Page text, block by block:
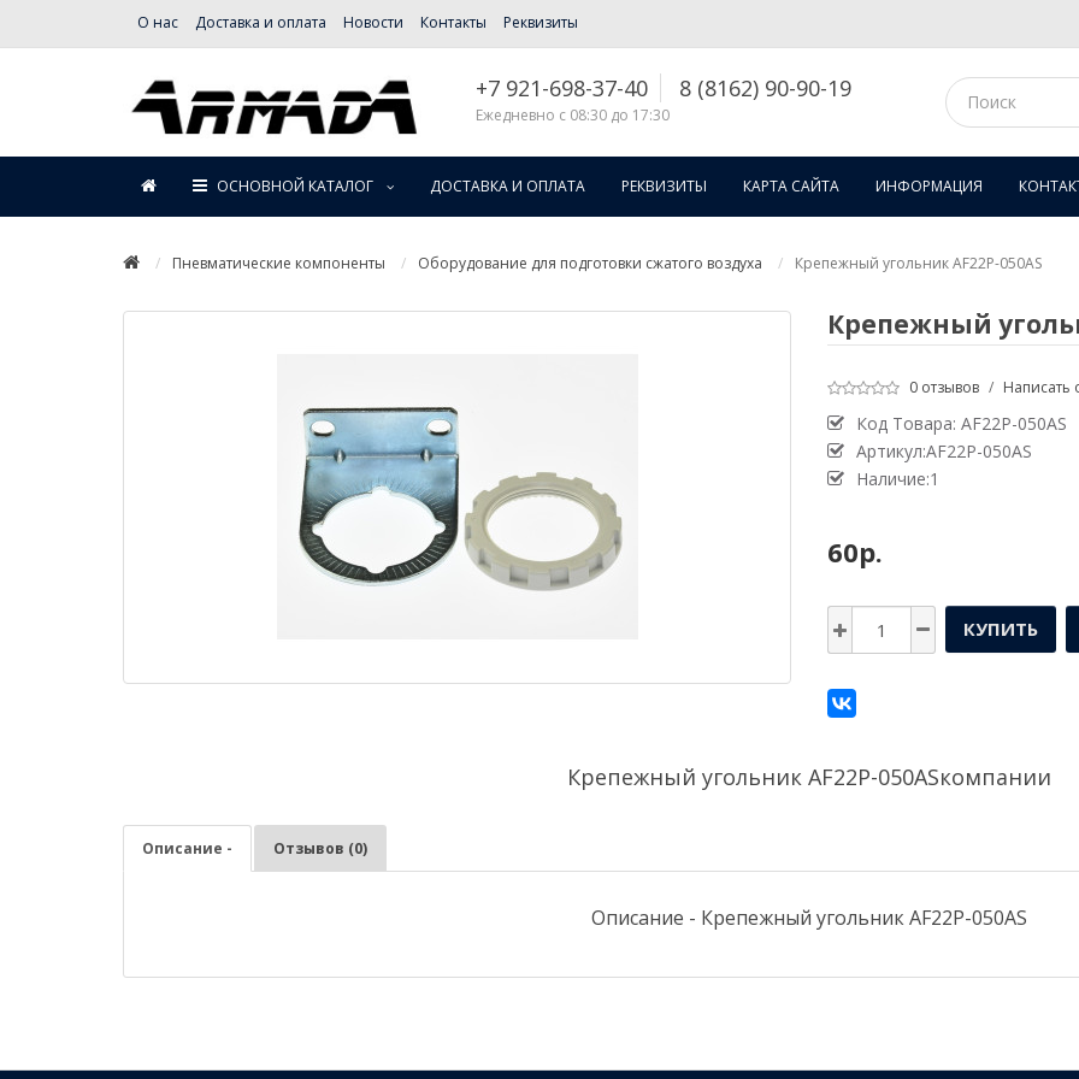
О нас Доставка и оплата Новости Контакты Реквизиты
+7 921-698-37-40 8 (8162) 90-90-19
Ежедневно с 08:30 до 17:30
ОСНОВНОЙ КАТАЛОГ ДОСТАВКА И ОПЛАТА РЕКВИЗИТЫ КАРТА САЙТА ИНФОРМАЦИЯ
Пневматические компоненты Оборудование для подготовки сжатого воздуха Крепежный угольник AF22P-050AS
Крепежный
0 отзывов / Написать
Код Товара: AF22P-050AS
Артикул:AF22P-050AS
Наличие:1
60р.
КУПИТЬ
Крепежный угольник AF22P-050ASкомпании
Описание - Отзывов (0)
Описание - Крепежный угольник AF22P-050AS